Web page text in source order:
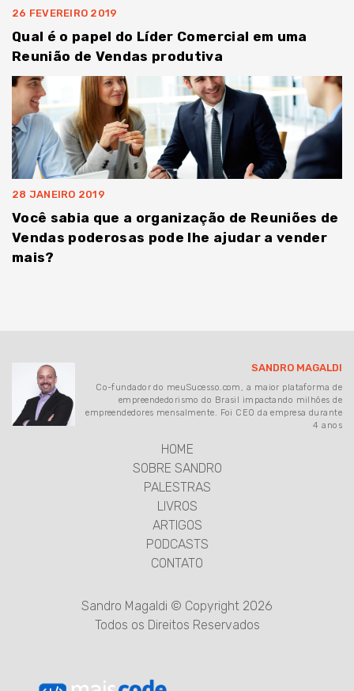
26 FEVEREIRO 2019
Qual é o papel do Líder Comercial em uma
Reunião de Vendas produtiva
28 JANEIRO 2019
Você sabia que a organização de Reuniões de
Vendas poderosas pode lhe ajudar a vender
mais?
SANDRO MAGALDI
Co-fundador do meuSucesso.com, a maior plataforma de
empreendedorismo do Brasil impactando milhões de
empreendedores mensalmente. Foi CEO da empresa durante
4 anos
HOME
SOBRE SANDRO
PALESTRAS
LIVROS
ARTIGOS
PODCASTS
CONTATO
Sandro Magaldi © Copyright 2026
Todos os Direitos Reservados